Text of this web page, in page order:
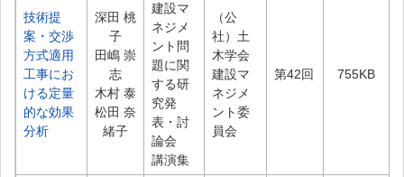
技術提
案・交渉
方式適用
工事にお
ける定量
的な効果
分析
深田 桃
子
田嶋 崇
志
木村 泰
松田 奈
緒子
建設マ
ネジメ
ント問
題に関
する研
究発
表・討
論会
講演集
（公
社）土
木学会
建設マ
ネジメ
ント委
員会
第42回 755KB